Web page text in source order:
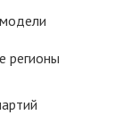
регионы